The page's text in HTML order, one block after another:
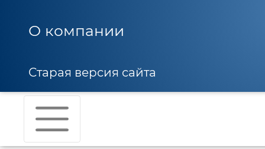
О компании
Старая версия сайта